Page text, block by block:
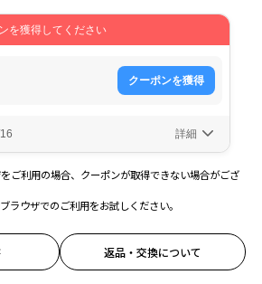
ご利用の場合、クーポンが取得できない場合がござ
ラウザでのご利用をお試しください。
返品・交換について